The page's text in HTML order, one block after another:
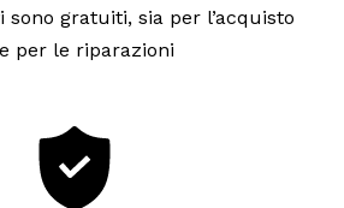
gratuiti, sia per l’acquisto
per le riparazioni